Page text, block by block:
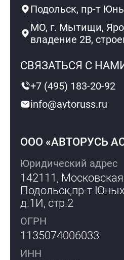
Подольск, пр-т
МО, г. Мытищи,
владение 2В,
СВЯЗАТЬСЯ С
+7 (495) 183-20-92
info@avtoruss.ru
ООО «АВТОРУСЬ
Юридический адрес
142111, Московская
Подольск,пр-т
д.1И, стр.2
ОГРН
1135074006033
ИНН